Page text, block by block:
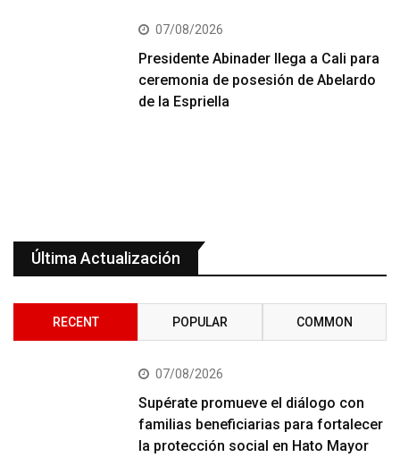
07/08/2026
Presidente Abinader llega a Cali para
ceremonia de posesión de Abelardo
de la Espriella
Última Actualización
RECENT POPULAR COMMON
07/08/2026
Supérate promueve el diálogo con
familias beneficiarias para fortalecer
la protección social en Hato Mayor